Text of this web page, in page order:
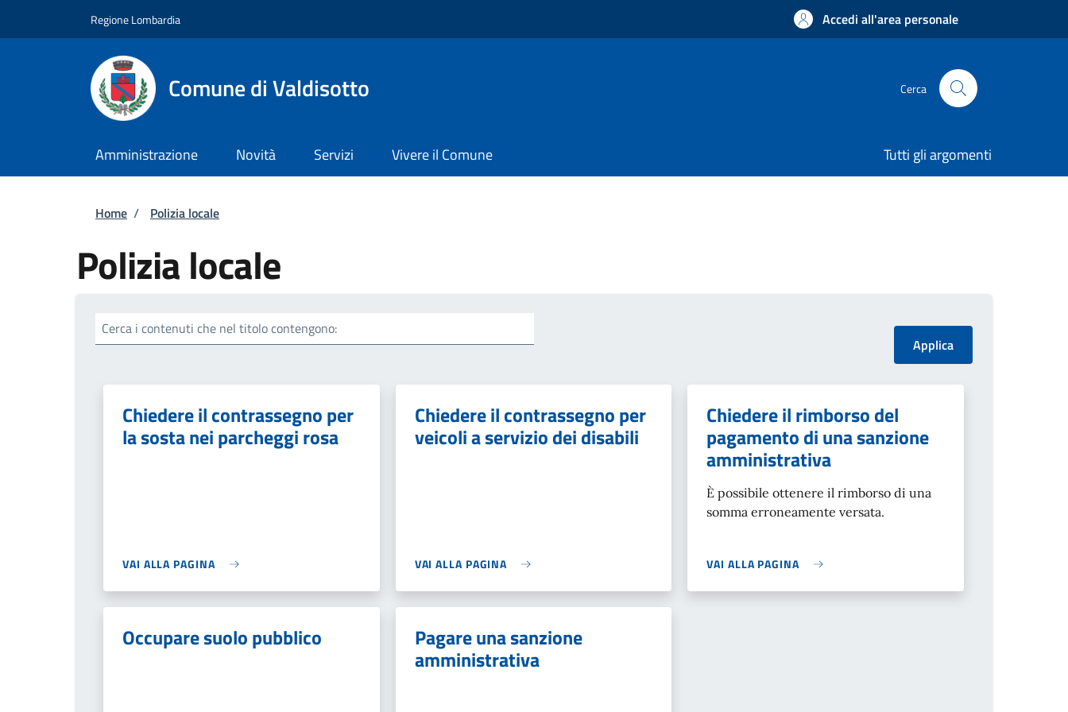
Regione Lombardia Accedi all'area personale
Comune di Valdisotto Cerca
Amministrazione Novità Servizi Vivere il Comune Tutti gli argomenti
Briciole di pane
Home / Polizia locale
Polizia locale
Cerca i contenuti che nel titolo contengono:
Chiedere il contrassegno per
la sosta nei parcheggi rosa
VAI ALLA PAGINA
Chiedere il contrassegno per
veicoli a servizio dei disabili
VAI ALLA PAGINA
Chiedere il rimborso del
pagamento di una sanzione
amministrativa
È possibile ottenere il rimborso di una
somma erroneamente versata.
VAI ALLA PAGINA
Occupare suolo pubblico Pagare una sanzione
amministrativa